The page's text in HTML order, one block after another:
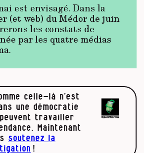
est envisagé. Dans la
(et web) du Médor de juin
les constats de
par les quatre médias
celle-là n’est
une démocratie
travailler
Maintenant
soutenez la
!